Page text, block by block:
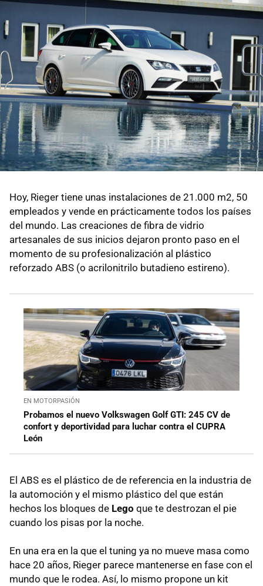
Hoy, Rieger tiene unas instalaciones de 21.000 m2, 50
empleados y vende en prácticamente todos los países
del mundo. Las creaciones de fibra de vidrio
artesanales de sus inicios dejaron pronto paso en el
momento de su profesionalización al plástico
reforzado ABS (o acrilonitrilo butadieno estireno).
EN MOTORPASIÓN
Probamos el nuevo Volkswagen Golf GTI: 245 CV de
confort y deportividad para luchar contra el CUPRA
León
El ABS es el plástico de de referencia en la industria de
la automoción y el mismo plástico del que están
hechos los bloques de Lego que te destrozan el pie
cuando los pisas por la noche.
En una era en la que el tuning ya no mueve masa como
hace 20 años, Rieger parece mantenerse en fase con el
mundo que le rodea. Así, lo mismo propone un kit